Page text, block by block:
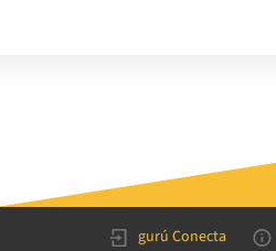
gurú Conecta